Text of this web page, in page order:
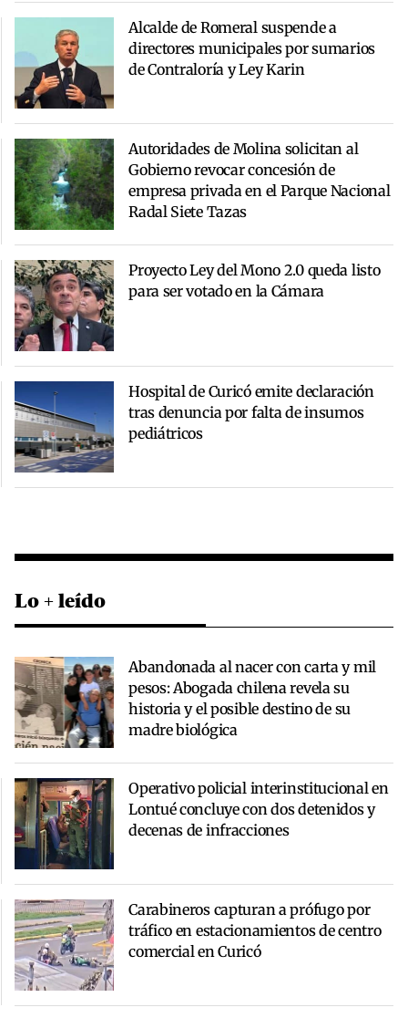
Alcalde de Romeral suspende a
directores municipales por sumarios
de Contraloría y Ley Karin
Autoridades de Molina solicitan al
Gobierno revocar concesión de
empresa privada en el Parque Nacional
Radal Siete Tazas
Proyecto Ley del Mono 2.0 queda listo
para ser votado en la Cámara
Hospital de Curicó emite declaración
tras denuncia por falta de insumos
pediátricos
Lo + leído
Abandonada al nacer con carta y mil
pesos: Abogada chilena revela su
historia y el posible destino de su
madre biológica
Operativo policial interinstitucional en
Lontué concluye con dos detenidos y
decenas de infracciones
Carabineros capturan a prófugo por
tráfico en estacionamientos de centro
comercial en Curicó